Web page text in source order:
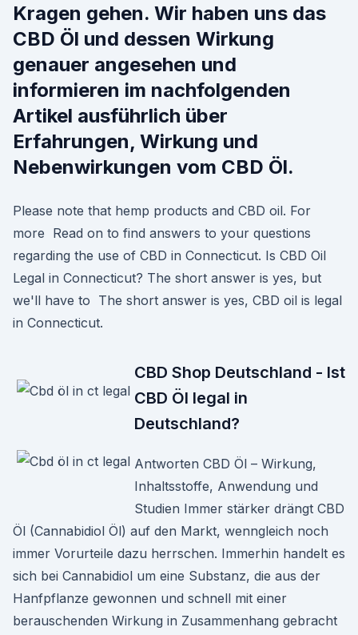
Kragen gehen. Wir haben uns das
CBD Öl und dessen Wirkung
genauer angesehen und
informieren im nachfolgenden
Artikel ausführlich über
Erfahrungen, Wirkung und
Nebenwirkungen vom CBD Öl.
Please note that hemp products and CBD oil. For
more Read on to find answers to your questions
regarding the use of CBD in Connecticut. Is CBD Oil
Legal in Connecticut? The short answer is yes, but
we'll have to The short answer is yes, CBD oil is legal
in Connecticut.
CBD Shop Deutschland - Ist
CBD Öl legal in
Deutschland?
Antworten CBD Öl – Wirkung,
Inhaltsstoffe, Anwendung und
Studien Immer stärker drängt CBD
Öl (Cannabidiol Öl) auf den Markt, wenngleich noch
immer Vorurteile dazu herrschen. Immerhin handelt es
sich bei Cannabidiol um eine Substanz, die aus der
Hanfpflanze gewonnen und schnell mit einer
berauschenden Wirkung in Zusammenhang gebracht